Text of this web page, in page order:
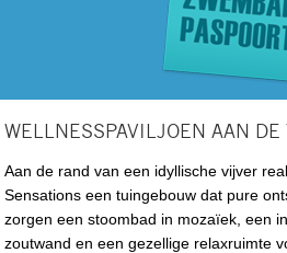
WELLNESSPAVILJOEN AAN DE
Aan de rand van een idyllische vijver
Sensations een tuingebouw dat pure
zorgen een stoombad in mozaïek, een
zoutwand en een gezellige relaxruimte